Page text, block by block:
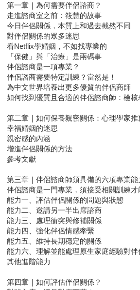
第一章｜為何需要伴侶諮商？
走進諮商室之前：筱慧的故事
今日伴侶關係，本質上和過去截然不同
對伴侶關係的眾多迷思
看Netflix學婚姻，不如找專業的
「保健」與「治療」是兩碼事
伴侶諮商是一項專業？
伴侶諮商需要特定訓練？當然是！
為中文世界培養出更多優質的伴侶商師
如何找到優質且合適的伴侶諮商師：檢核
第二章｜如何保養親密關係：心理學家推
幸福婚姻的迷思
親密感的內涵
增進伴侶關係的方法
參考文獻
第三章｜伴侶諮商師須具備的六項專業能
伴侶諮商是一門專業，須接受相關訓練才
能力一、評估伴侶關係的問題與狀態
能力二、邀請另一半出席諮商
能力三、處理衝突與修補關係
能力四、強化伴侶情感牽繫
能力五、維持長期穩定的關係
能力六、理解並能處理原生家庭經驗對
其他進階能力
第四章｜如何評估伴侶關係？